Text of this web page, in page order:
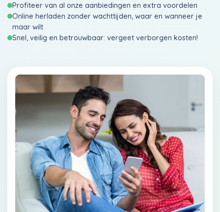
Profiteer van al onze aanbiedingen en extra voordelen
Online herladen zonder wachttijden, waar en wanneer je
maar wilt
Snel, veilig en betrouwbaar: vergeet verborgen kosten!